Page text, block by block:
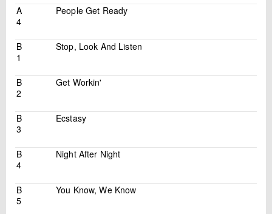
A
4
People Get Ready
B
1
Stop, Look And Listen
B
2
Get Workin'
B
3
Ecstasy
B
4
Night After Night
B
5
You Know, We Know